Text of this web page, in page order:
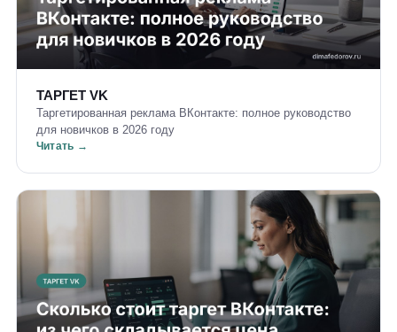
ТАРГЕТ VK
Таргетированная реклама ВКонтакте: полное руководство
для новичков в 2026 году
Читать →